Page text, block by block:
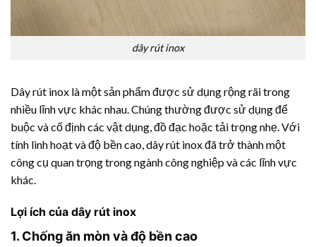
dây rút inox
Dây rút inox là một sản phẩm được sử dụng rộng rãi trong
nhiều lĩnh vực khác nhau. Chúng thường được sử dụng để
buộc và cố định các vật dụng, đồ đạc hoặc tải trọng nhẹ. Với
tính linh hoạt và độ bền cao, dây rút inox đã trở thành một
công cụ quan trọng trong ngành công nghiệp và các lĩnh vực
khác.
Lợi ích của dây rút inox
1. Chống ăn mòn và độ bền cao